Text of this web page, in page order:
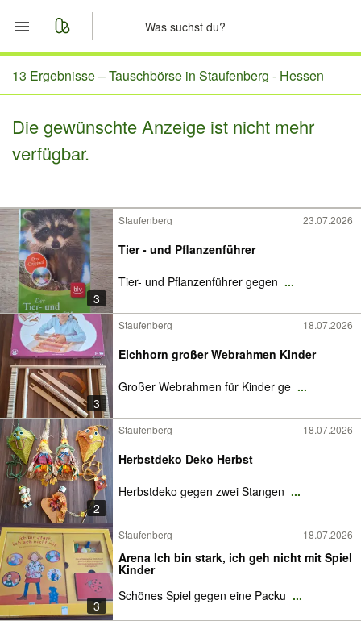
Start
Nachrichten
13 Ergebnisse –Tauschbörse in Staufenberg - Hessen
Die gewünschte Anzeige ist nicht mehr
verfügbar.
3
Staufenberg 23.07.2026
Tier - und Pflanzenführer
Tier- und Pflanzenführer gegen ...
3
Staufenberg 18.07.2026
Eichhorn großer Webrahmen Kinder
Großer Webrahmen für Kinder ge ...
2
Staufenberg 18.07.2026
Herbstdeko Deko Herbst
Herbstdeko gegen zwei Stangen ...
3
Staufenberg 18.07.2026
Arena Ich bin stark, ich geh nicht mit Spiel
Kinder
Schönes Spiel gegen eine Packu ...